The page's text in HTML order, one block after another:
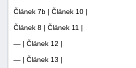
Článek 7b | Článek 10 |
Článek 8 | Článek 11 |
— | Článek 12 |
— | Článek 13 |